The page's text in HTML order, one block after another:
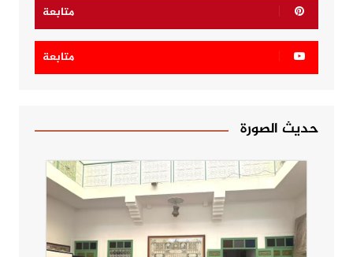
متابعة
متابعة
حديث الصورة